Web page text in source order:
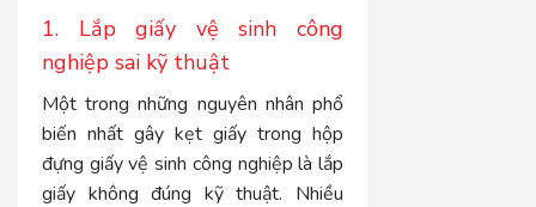
1. Lắp giấy vệ sinh công
nghiệp sai kỹ thuật
Một trong những nguyên nhân phổ
biến nhất gây kẹt giấy trong hộp
đựng giấy vệ sinh công nghiệp là lắp
giấy không đúng kỹ thuật. Nhiều